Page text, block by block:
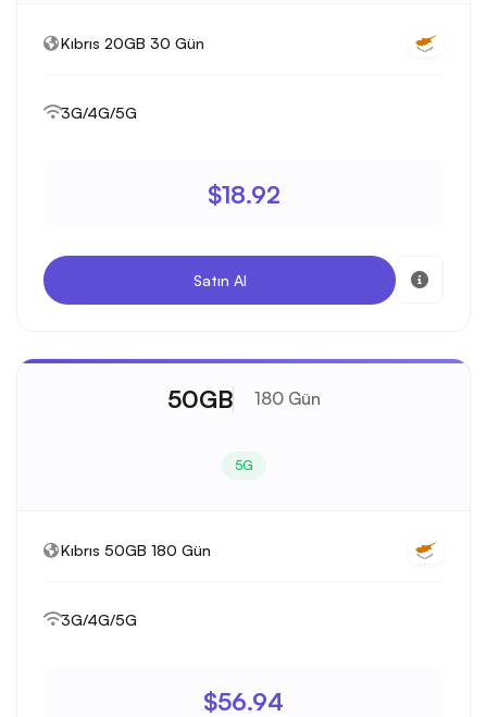
Kıbrıs 20GB 30 Gün
3G/4G/5G
$18.92
Satın Al
50GB 180 Gün
5G
Kıbrıs 50GB 180 Gün
3G/4G/5G
$56.94